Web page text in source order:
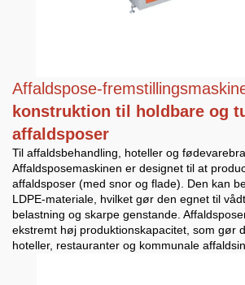
Affaldspose-
konstruktion til holdbare og
affaldsposer
Til affaldsbehandling, hoteller og
Affaldsposemaskinen er designet til at
affaldsposer (med snor og flade). Den kan
LDPE-materiale, hvilket gør den egnet til
belastning og skarpe genstande.
ekstremt høj produktionskapacitet, som gør
hoteller, restauranter og kommunale